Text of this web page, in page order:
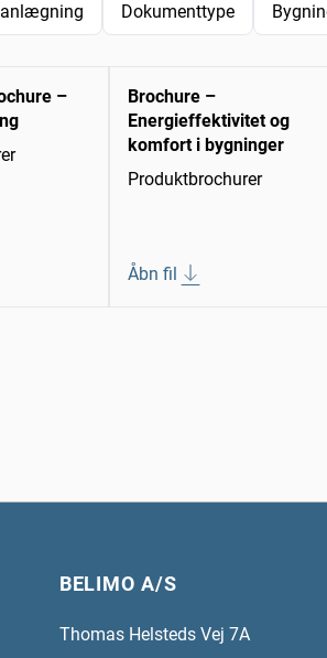
Dokumenttype
–
Brochure –
Energieffektivitet og
komfort i bygninger
Produktbrochurer
Åbn fil
BELIMO A/S
Thomas Helsteds Vej 7A